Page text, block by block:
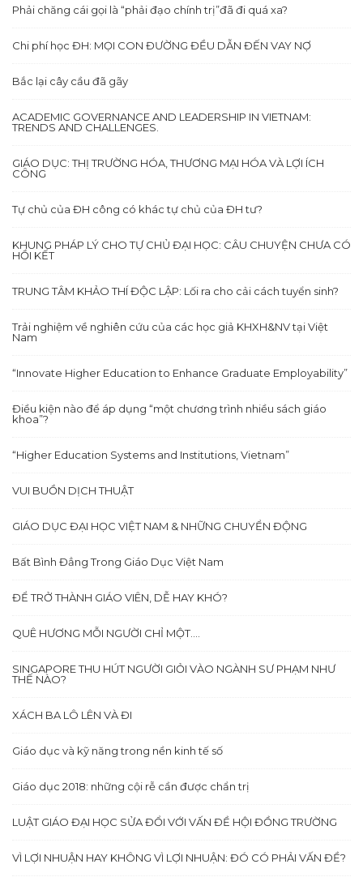
Phải chăng cái gọi là “phải đạo chính trị”đã đi quá xa?
Chi phí học ĐH: MỌI CON ĐƯỜNG ĐỀU DẪN ĐẾN VAY NỢ
Bắc lại cây cầu đã gãy
ACADEMIC GOVERNANCE AND LEADERSHIP IN VIETNAM:
TRENDS AND CHALLENGES.
GIÁO DỤC: THỊ TRƯỜNG HÓA, THƯƠNG MẠI HÓA VÀ LỢI ÍCH
CÔNG
Tự chủ của ĐH công có khác tự chủ của ĐH tư?
KHUNG PHÁP LÝ CHO TỰ CHỦ ĐẠI HỌC: CÂU CHUYỆN CHƯA CÓ
HỒI KẾT
TRUNG TÂM KHẢO THÍ ĐỘC LẬP: Lối ra cho cải cách tuyển sinh?
Trải nghiệm về nghiên cứu của các học giả KHXH&NV tại Việt
Nam
“Innovate Higher Education to Enhance Graduate Employability”
Điều kiện nào để áp dụng “một chương trình nhiều sách giáo
khoa”?
“Higher Education Systems and Institutions, Vietnam”
VUI BUỒN DỊCH THUẬT
GIÁO DỤC ĐẠI HỌC VIỆT NAM & NHỮNG CHUYỂN ĐỘNG
Bất Bình Đẳng Trong Giáo Dục Việt Nam
ĐỂ TRỞ THÀNH GIÁO VIÊN, DỄ HAY KHÓ?
QUÊ HƯƠNG MỖI NGƯỜI CHỈ MỘT….
SINGAPORE THU HÚT NGƯỜI GIỎI VÀO NGÀNH SƯ PHẠM NHƯ
THẾ NÀO?
XÁCH BA LÔ LÊN VÀ ĐI
Giáo dục và kỹ năng trong nền kinh tế số
Giáo dục 2018: những cội rễ cần được chẩn trị
LUẬT GIÁO ĐẠI HỌC SỬA ĐỔI VỚI VẤN ĐỀ HỘI ĐỒNG TRƯỜNG
VÌ LỢI NHUẬN HAY KHÔNG VÌ LỢI NHUẬN: ĐÓ CÓ PHẢI VẤN ĐỀ?